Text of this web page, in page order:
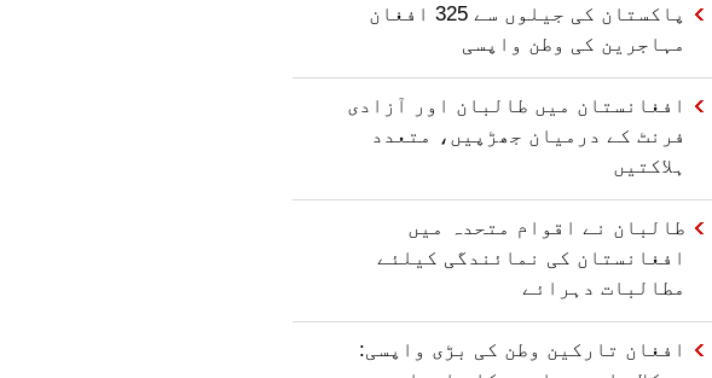
پاکستان کی جیلوں سے 325 افغان
مہاجرین کی وطن واپسی
افغانستان میں طالبان اور آزادی
فرنٹ کے درمیان جھڑپیں، متعدد
ہلاکتیں
طالبان نے اقوام متحدہ میں
افغانستان کی نمائندگی کیلئے
مطالبات دہرائے
افغان تارکین وطن کی بڑی واپسی: